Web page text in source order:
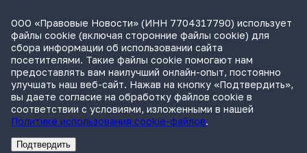
Суд не признал решение SCC по взысканию с российской
компании
Международная практика
, 17:01
Дроны могут начать применять для фиксации нарушений
ПДД
Практика
, 15:41
ООО «Правовые Новости» (ИНН 7704317790) использует
файлы cookie (включая сторонние файлы cookie) для
сбора информации об использовании сайта
посетителями. Такие файлы cookie помогают нам
предоставлять вам наилучший онлайн-опыт, постоянно
улучшать наш веб-сайт. Нажав на кнопку «Подтвердить»,
вы даете согласие на обработку файлов cookie в
соответствии с условиями, изложенными в нашей
Политике использования cookie-файлов.
Подтвердить